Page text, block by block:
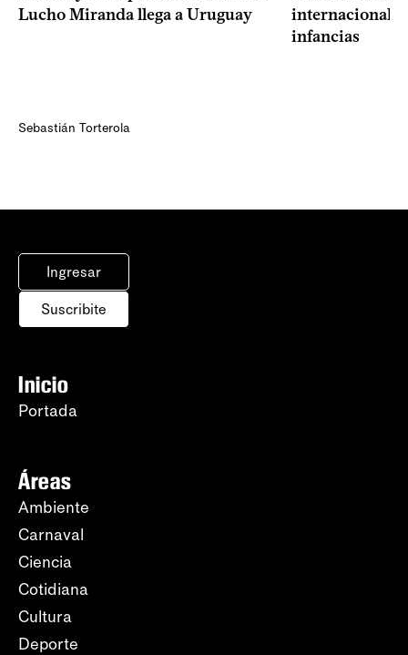
Lucho Miranda llega a Uruguay
Sebastián Torterola
internacional
infancias
Ingresar
Suscribite
Inicio
Portada
Áreas
Ambiente
Carnaval
Ciencia
Cotidiana
Cultura
Deporte